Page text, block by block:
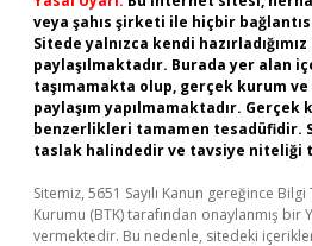
veya şahıs şirketi ile hiçbir
Sitede yalnızca kendi
paylaşılmaktadır. Burada yer alan
taşımamakta olup, gerçek kurum
paylaşım yapılmamaktadır.
benzerlikleri tamamen tesadüfidir.
taslak halindedir ve tavsiye niteliği
Sitemiz, 5651 Sayılı Kanun gereğince
Kurumu (BTK) tarafından onaylanmış bir
vermektedir. Bu nedenle, sitedeki